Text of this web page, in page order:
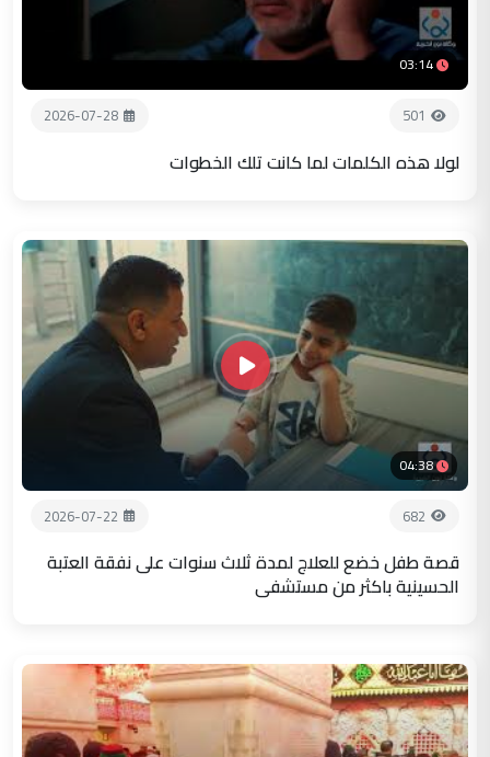
03:14
501
2026-07-28
لولا هذه الكلمات لما كانت تلك الخطوات
04:38
682
2026-07-22
قصة طفل خضع للعلاج لمدة ثلاث سنوات على نفقة العتبة
الحسينية باكثر من مستشفى